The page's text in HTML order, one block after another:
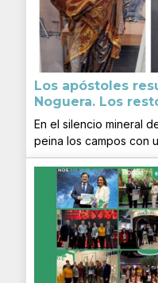
Los apóstoles
Noguera. Los
En el silencio mineral
peina los campos con